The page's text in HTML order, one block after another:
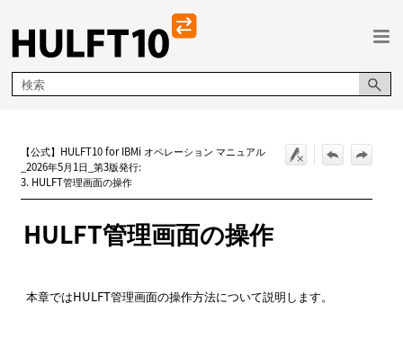
メイン コンテンツにスキップ
【公式】HULFT10 for IBMi オペレーション マニュアル
_2026年5月1日_第3版発行:
3. HULFT管理画面の操作
HULFT管理画面の操作
本章ではHULFT管理画面の操作方法について説明します。